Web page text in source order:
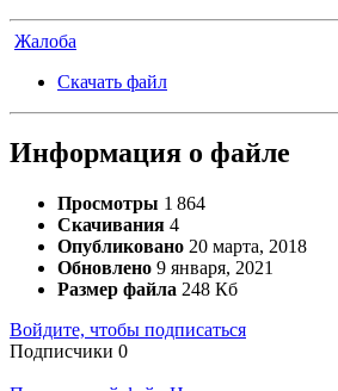
Жалоба
Скачать файл
Информация о файле
Просмотры 1 864
Скачивания 4
Опубликовано 20 марта, 2018
Обновлено 9 января, 2021
Размер файла 248 Кб
Войдите, чтобы подписаться
Подписчики 0